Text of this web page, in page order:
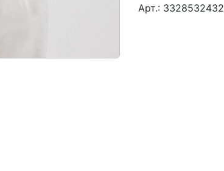
Арт.: 3328532432